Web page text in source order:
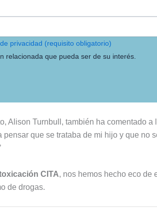
privacidad (requisito obligatorio)
relacionada que pueda ser de su interés.
Alison Turnbull, también ha comentado
que se trataba de mi hijo y que no
CITA, nos hemos hecho eco de
de drogas.